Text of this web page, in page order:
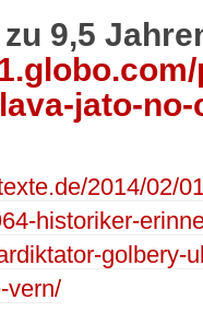
9,5
jato-
2014/02/
historiker-
golbery-
vern/